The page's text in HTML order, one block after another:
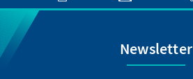
Newsletter